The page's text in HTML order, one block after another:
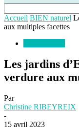
Accueil BIEN naturel
aux multiples facettes
Les jardins
verdure aux
Par
Christine RIBEYREIX
-
15 avril 2023